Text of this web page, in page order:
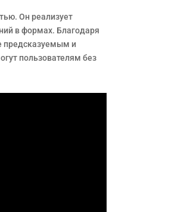
Он реализует
в формах. Благодаря
предсказуемым и
пользователям без